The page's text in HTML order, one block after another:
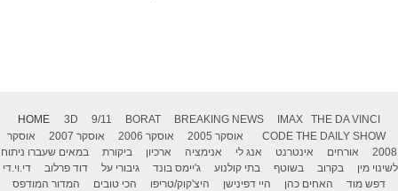
HOME 3D 9/11 BORAT BREAKING NEWS IMAX
THE DA VINCI
CODE THE DAILY SHOW אוסקר 2005 אוסקר 2006 אוסקר 2007
אוסקר
2008
אורחים אינטרנט אנג לי אנימציה ארכיון ביקורת
במאים שעברו ניתוח
לשינוי מין
בקרוב בשוטף בתי קולנוע ג'יימס בונד גיבורי על דוד פרלוב
די.וי.די
דפש מוד
האחים כהן היי דפינישן היצ'קוק/טריפו הכי טובים
המדור המודפס